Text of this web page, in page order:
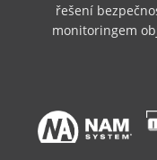
řešení
monitoringem